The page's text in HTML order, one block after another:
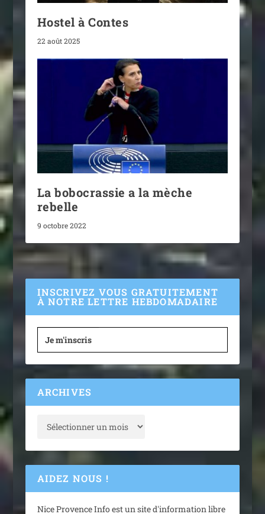
Hostel à Contes
22 août 2025
La bobocrassie a la mèche
rebelle
9 octobre 2022
INSCRIVEZ VOUS GRATUITEMENT
À NOTRE LETTRE HEBDOMADAIRE
Je m'inscris
ARCHIVES
AIDEZ NOUS !
Nice Provence Info est un site d'information libre